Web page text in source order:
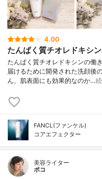
4.00
たんぱく質チオレドキシ
たんぱく質チオレドキシンの働
届けるために開発された洗顔後
ん、肌表面にも効果的なのか…
FANCL(ファンケル)
コアエフェクター
美容ライター
ポコ